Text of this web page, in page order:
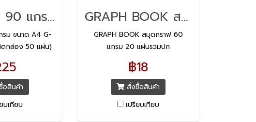
กระดาษไข 90 แกรม ขนาด A4 G-1433* เกตเวย์ (ชนิดกล่อง 50 แผ่น)
รม ขนาด A4 G-
ดกล่อง 50 แผ่น)
บ หนา 90 แกรม
ศอังกฤษ มีความ
ระดาษเหนียว
อสินค้า
บเทียบ
GRAPH BOOK สมุดกราฟ 60 แกรม 20 แผ่นรวมปก
GRAPH BOOK สมุดกราฟ 60
แกรม 20 แผ่นรวมปก
฿18
สั่งซื้อสินค้า
เปรียบเทียบ